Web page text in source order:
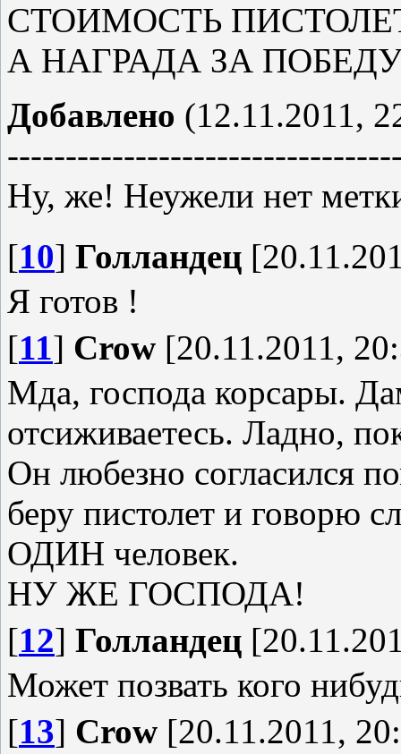
СТОИМОСТЬ
А НАГРАДА ЗА
Добавлено (12.11.2011,
Ну, же! Неужели нет
[10] Голландец
Я готов !
[11] Crow [20.11.2011,
Мда, господа корсары.
отсиживаетесь. Ладно,
Он любезно согласился
беру пистолет и говорю
ОДИН человек.
НУ ЖЕ ГОСПОДА!
[12] Голландец
Может позвать кого
[13] Crow [20.11.2011,